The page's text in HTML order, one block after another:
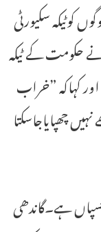
سکیورٹی
حکومت کے ٹیکہ
کہاکہ ”خراب
چھپایاجاسکتا
چسپاں ہے۔گاندھی